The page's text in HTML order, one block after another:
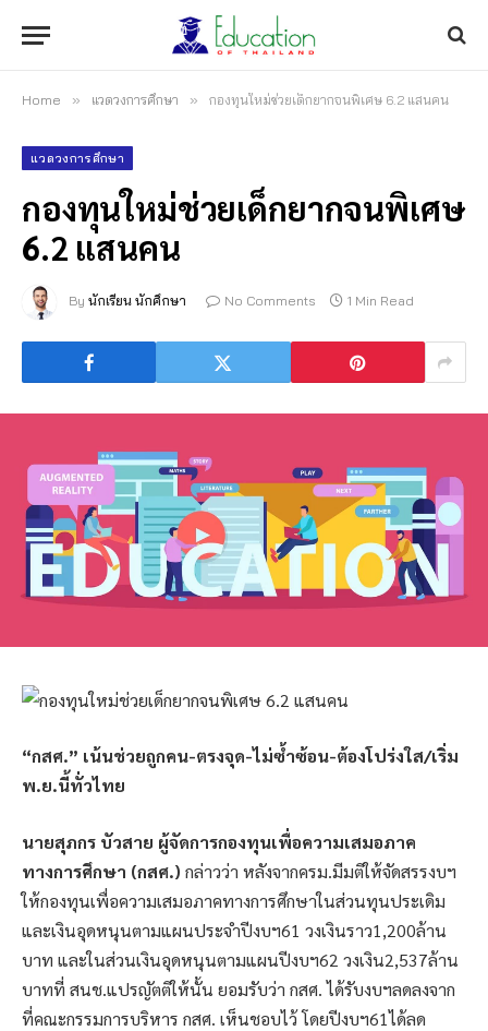
Home » แวดวงการศึกษา » กองทุนใหม่ช่วยเด็กยากจนพิเศษ 6.2 แสนคน
แวดวงการศึกษา
กองทุนใหม่ช่วยเด็กยากจนพิเศษ
6.2 แสนคน
By นักเรียน นักศึกษา No Comments 1 Min Read
“กสศ.” เน้นช่วยถูกคน-ตรงจุด-ไม่ซ้ำซ้อน-ต้องโปร่งใส/เริ่ม
พ.ย.นี้ทั่วไทย
นายสุภกร บัวสาย ผู้จัดการกองทุนเพื่อความเสมอภาค
ทางการศึกษา (กสศ.) กล่าวว่า หลังจากครม.มีมติให้จัดสรรงบฯ
ให้กองทุนเพื่อความเสมอภาคทางการศึกษาในส่วนทุนประเดิม
และเงินอุดหนุนตามแผนประจำปีงบฯ61 วงเงินราว1,200ล้าน
บาท และในส่วนเงินอุดหนุนตามแผนปีงบฯ62 วงเงิน2,537ล้าน
บาทที่ สนช.แปรญัตติให้นั้น ยอมรับว่า กสศ. ได้รับงบฯลดลงจาก
ที่คณะกรรมการบริหาร กสศ. เห็นชอบไว้ โดยปีงบฯ61ได้ลด